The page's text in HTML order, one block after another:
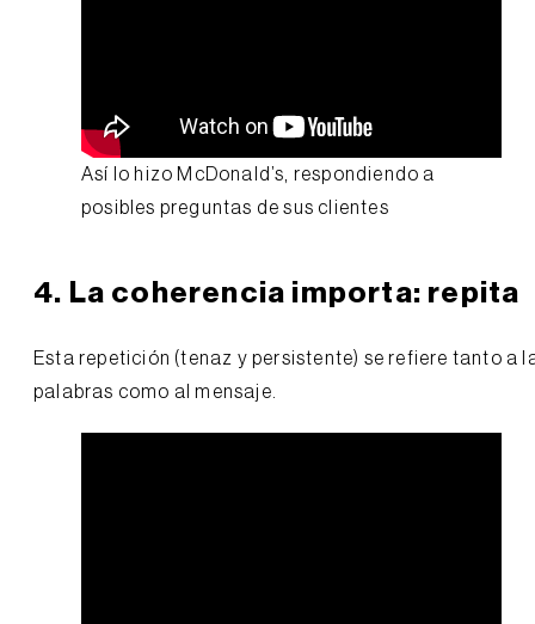
Así lo hizo McDonald’s, respondiendo a
posibles preguntas de sus clientes
4. La coherencia importa: repita
Esta repetición (tenaz y persistente) se refiere tanto a
palabras como al mensaje.